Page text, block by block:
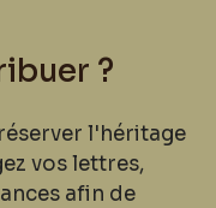
?
l'héritage
vos lettres,
afin de